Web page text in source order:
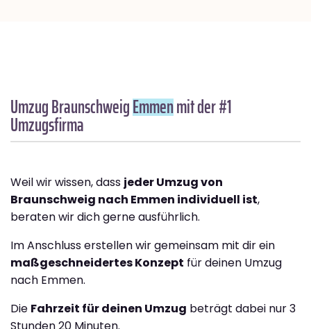
Umzug BraunschweigEmmenmit der #1
Umzugsfirma
Weil wir wissen, dass jeder Umzug von
Braunschweig nach Emmen individuell ist,
beraten wir dich gerne ausführlich.
Im Anschluss erstellen wir gemeinsam mit dir ein
maßgeschneidertes Konzept für deinen Umzug
nach Emmen.
Die Fahrzeit für deinen Umzug beträgt dabei nur 3